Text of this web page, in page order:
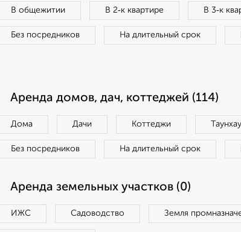
В общежитии В 2‑к квартире В 3‑к
Без посредников На длительный срок
Аренда домов, дач, коттеджей (114)
Дома Дачи Коттеджи
Без посредников На длительный срок
Аренда земельных участков (0)
ИЖС Садоводство Земля